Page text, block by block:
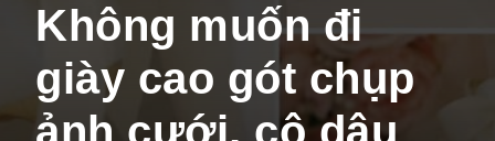
Không muốn đi
giày cao gót chụp
ảnh cưới, cô dâu